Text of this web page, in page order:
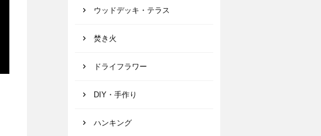
ウッドデッキ・テラス
焚き火
ドライフラワー
DIY・手作り
ハンキング